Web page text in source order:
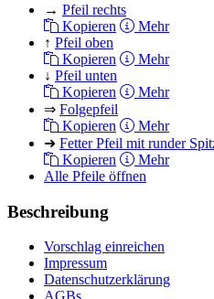
→ Pfeil rechts
Kopieren
Mehr
↑ Pfeil oben
Kopieren
Mehr
↓ Pfeil unten
Kopieren
Mehr
⇒ Folgepfeil
Kopieren
Mehr
➜ Fetter Pfeil mit runder
Kopieren
Mehr
Alle Pfeile öffnen
Beschreibung
Vorschlag einreichen
Impressum
Datenschutzerklärung